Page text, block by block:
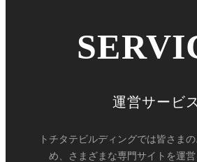
運営サービス
トチタテビルディングでは皆さま
め、さまざまな専門サイトを運営